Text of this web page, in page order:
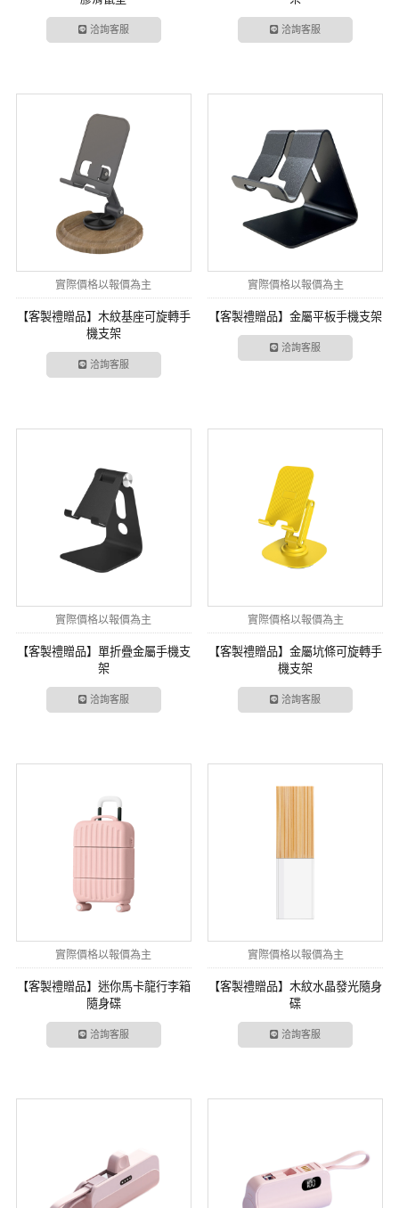
洽詢客服 洽詢客服
實際價格以報價為主
【客製禮贈品】木紋基座可旋轉手
機支架
洽詢客服
實際價格以報價為主
【客製禮贈品】金屬平板手機支架
洽詢客服
實際價格以報價為主
【客製禮贈品】單折疊金屬手機支
架
洽詢客服
實際價格以報價為主
【客製禮贈品】金屬坑條可旋轉手
機支架
洽詢客服
實際價格以報價為主
【客製禮贈品】迷你馬卡龍行李箱
隨身碟
洽詢客服
實際價格以報價為主
【客製禮贈品】木紋水晶發光 隨身
碟
洽詢客服